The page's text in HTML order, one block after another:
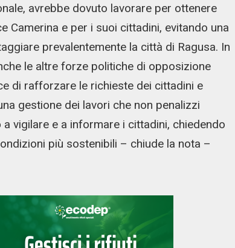
avrebbe dovuto lavorare per ottenere
Camerina e per i suoi cittadini, evitando una
prevalentemente la città di Ragusa. In
le altre forze politiche di opposizione
di rafforzare le richieste dei cittadini e
gestione dei lavori che non penalizzi
vigilare e a informare i cittadini, chiedendo
più sostenibili – chiude la nota –